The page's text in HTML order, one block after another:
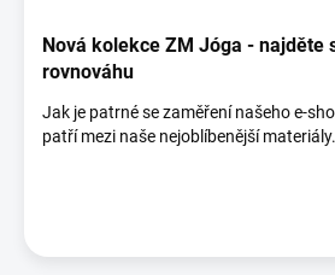
Nová kolekce ZM Jóga - najděte
rovnováhu
Jak je patrné se zaměření našeho e-
patří mezi naše nejoblíbenější